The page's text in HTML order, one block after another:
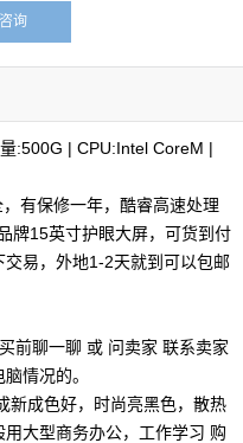
询
:500G | CPU:Intel CoreM |
有保修一年，酷睿高速处理
牌15英寸护眼大屏，可货到付
易，外地1-2天就到可以包邮
前聊一聊 或 问卖家 联系卖家
情况的。
新成色好，时尚亮黑色，散热
大型商务办公，工作学习 购